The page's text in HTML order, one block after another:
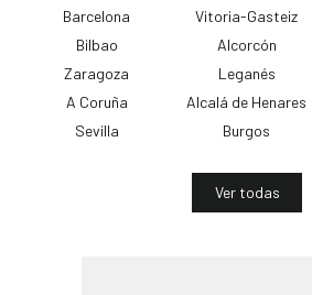
Barcelona
Bilbao
Zaragoza
A Coruña
Sevilla
Vitoria-Gasteiz
Alcorcón
Leganés
Alcalá de Henares
Burgos
Ver todas